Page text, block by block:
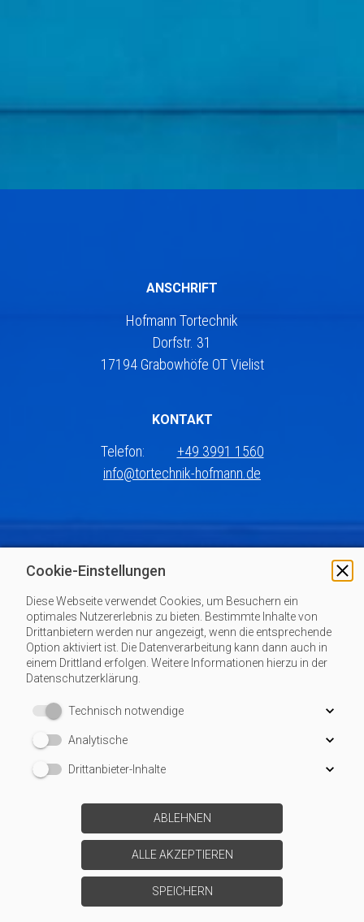
ANSCHRIFT
Hofmann Tortechnik
Dorfstr. 31
17194 Grabowhöfe OT Vielist
KONTAKT
Telefon: +49 3991 1560
info@tortechnik-hofmann.de
ANGEBOTSANFRAGE
Sie haben Interesse an unseren Dienstleistungen, oder
möchten ein Angebot einholen? Schreiben Sie uns an. Wir
gehen genau auf Ihre Anliegen ein und schlagen Ihnen eine
praktikable und kostengünstige Lösung vor.
Angebotsanfrage
Cookie-Einstellungen
Diese Webseite verwendet Cookies, um Besuchern ein
optimales Nutzererlebnis zu bieten. Bestimmte Inhalte von
Drittanbietern werden nur angezeigt, wenn die entsprechende
Option aktiviert ist. Die Datenverarbeitung kann dann auch in
einem Drittland erfolgen. Weitere Informationen hierzu in der
Datenschutzerklärung.
Technisch notwendige
Analytische
Drittanbieter-Inhalte
ABLEHNEN
ALLE AKZEPTIEREN
SPEICHERN